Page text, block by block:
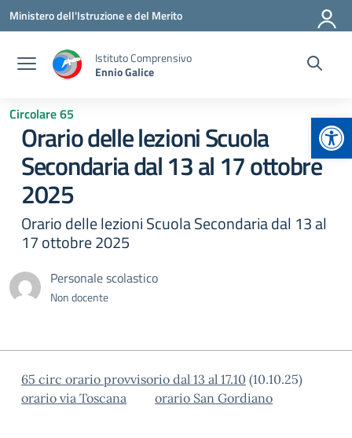
Vai ai contenuti
Vai al menu di navigazione
Vai al footer
Ministero dell'Istruzione e del Merito
Istituto Comprensivo
Ennio Galice
Circolare 65
Orario delle lezioni Scuola
Secondaria dal 13 al 17 ottobre
2025
Orario delle lezioni Scuola Secondaria dal 13 al
17 ottobre 2025
Personale scolastico
Non docente
65 circ orario provvisorio dal 13 al 17.10 (10.10.25)
orario via Toscana
orario San Gordiano